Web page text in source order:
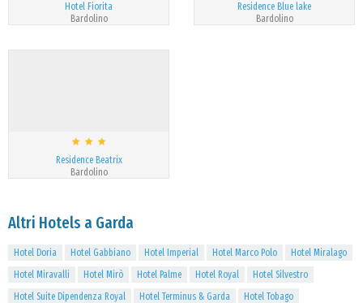
Hotel Fiorita
Bardolino
Residence Blue lake
Bardolino
Residence Beatrix
Bardolino
Altri Hotels a Garda
Hotel Doria Hotel Gabbiano Hotel Imperial Hotel Marco Polo
Hotel Miralago
Hotel Miravalli
Hotel Mirò Hotel Palme Hotel Royal
Hotel Silvestro
Hotel Suite Dipendenza Royal
Hotel Terminus & Garda
Hotel Tobago